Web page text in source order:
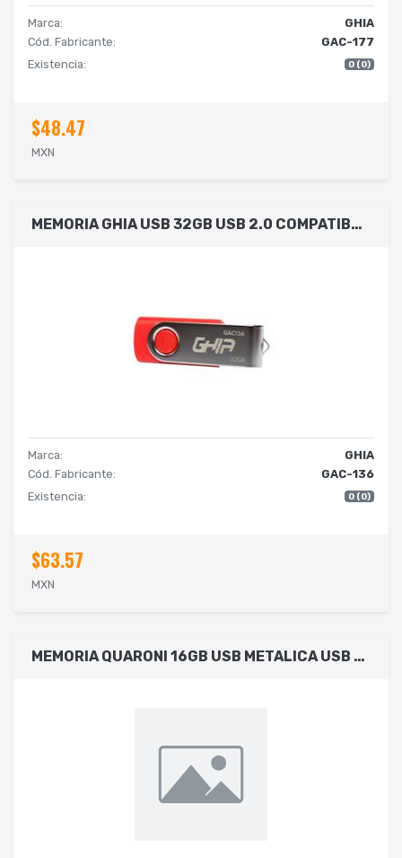
Marca:
GHIA
Cód. Fabricante:
GAC-177
Existencia:
0 (0)
$48.47
MXN
MEMORIA GHIA USB 32GB USB 2.0 COMPATIBLE CON ANDROID/WINDOWS/MAC COLOR ROJO/AZUL/NEGRO
Marca:
GHIA
Cód. Fabricante:
GAC-136
Existencia:
0 (0)
$63.57
MXN
MEMORIA QUARONI 16GB USB METALICA USB 2.0 COMPATIBLE CON ANDROID/WINDOWS/MAC